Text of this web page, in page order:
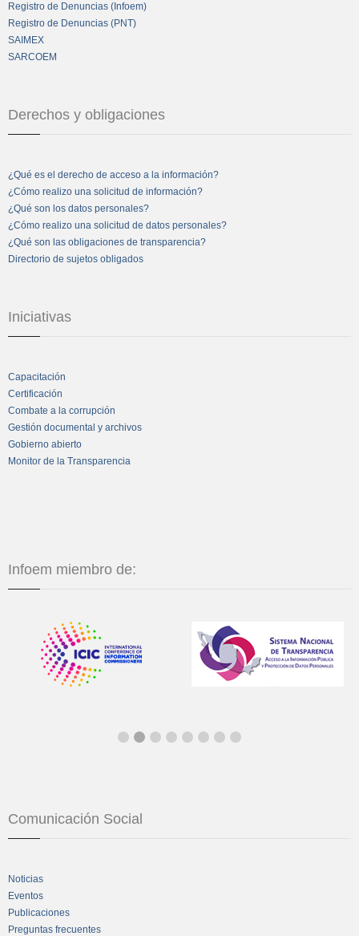
Registro de Denuncias (Infoem)
Registro de Denuncias (PNT)
SAIMEX
SARCOEM
Derechos y obligaciones
¿Qué es el derecho de acceso a la información?
¿Cómo realizo una solicitud de información?
¿Qué son los datos personales?
¿Cómo realizo una solicitud de datos personales?
¿Qué son las obligaciones de transparencia?
Directorio de sujetos obligados
Iniciativas
Capacitación
Certificación
Combate a la corrupción
Gestión documental y archivos
Gobierno abierto
Monitor de la Transparencia
Infoem miembro de:
Comunicación Social
Noticias
Eventos
Publicaciones
Preguntas frecuentes